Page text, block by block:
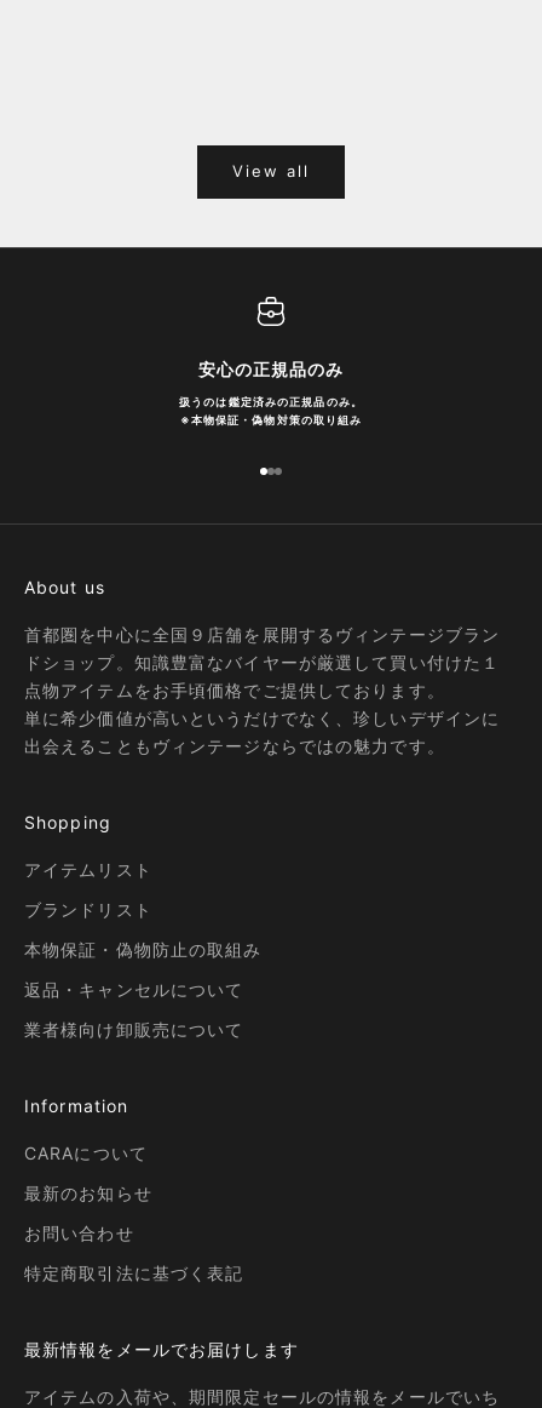
View all
安心の正規品のみ
扱うのは鑑定済みの正規品のみ。
※本物保証・偽物対策の取り組み
I18n Error: Missing interpolation
I18n Error: Missing interpolation
I18n Error: Missing interpolation
About us
首都圏を中心に全国９店舗を展開するヴィンテージブラン
ドショップ。知識豊富なバイヤーが厳選して買い付けた１
点物アイテムをお手頃価格でご提供しております。
単に希少価値が高いというだけでなく、珍しいデザインに
出会えることもヴィンテージならではの魅力です。
Shopping
アイテムリスト
ブランドリスト
本物保証・偽物防止の取組み
返品・キャンセルについて
業者様向け卸販売について
Information
CARAについて
最新のお知らせ
お問い合わせ
特定商取引法に基づく表記
最新情報をメールでお届けします
アイテムの入荷や、期間限定セールの情報をメールでいち